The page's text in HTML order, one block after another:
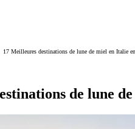
17 Meilleures destinations de lune de miel en Italie
de lune